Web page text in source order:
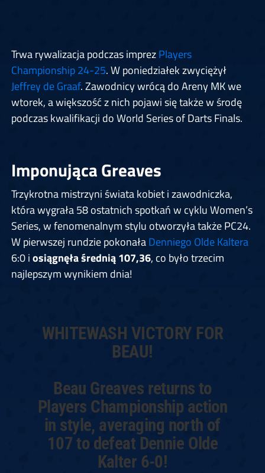
Trwa rywalizacja podczas imprezPlayers
Championship 24-25. W poniedziałek zwyciężył
Jeffrey de Graaf. Zawodnicy wrócą do Areny MK we
wtorek, a większość z nich pojawi się także w środę
podczas kwalifikacji do World Series of Darts Finals.
Imponująca Greaves
Trzykrotna mistrzyni świata kobiet i zawodniczka,
która wygrała 58 ostatnich spotkań w cyklu Women’s
Series, w fenomenalnym stylu otworzyła także PC24.
W pierwszej rundzie pokonałaDenniego Olde Kaltera
6:0 iosiągnęła średnią 107,36, co było trzecim
najlepszym wynikiem dnia!
WHITEWASH VICTORY FOR
BEAU!
Beau Greaves returns to
Players Championship action
in style, averaging north of
107 to defeat Dennie Olde
Kalter 6-0!